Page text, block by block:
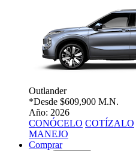
Outlander
*Desde $609,900 M.N.
Año: 2026
CONÓCELO COTÍZALO
MANEJO
Comprar